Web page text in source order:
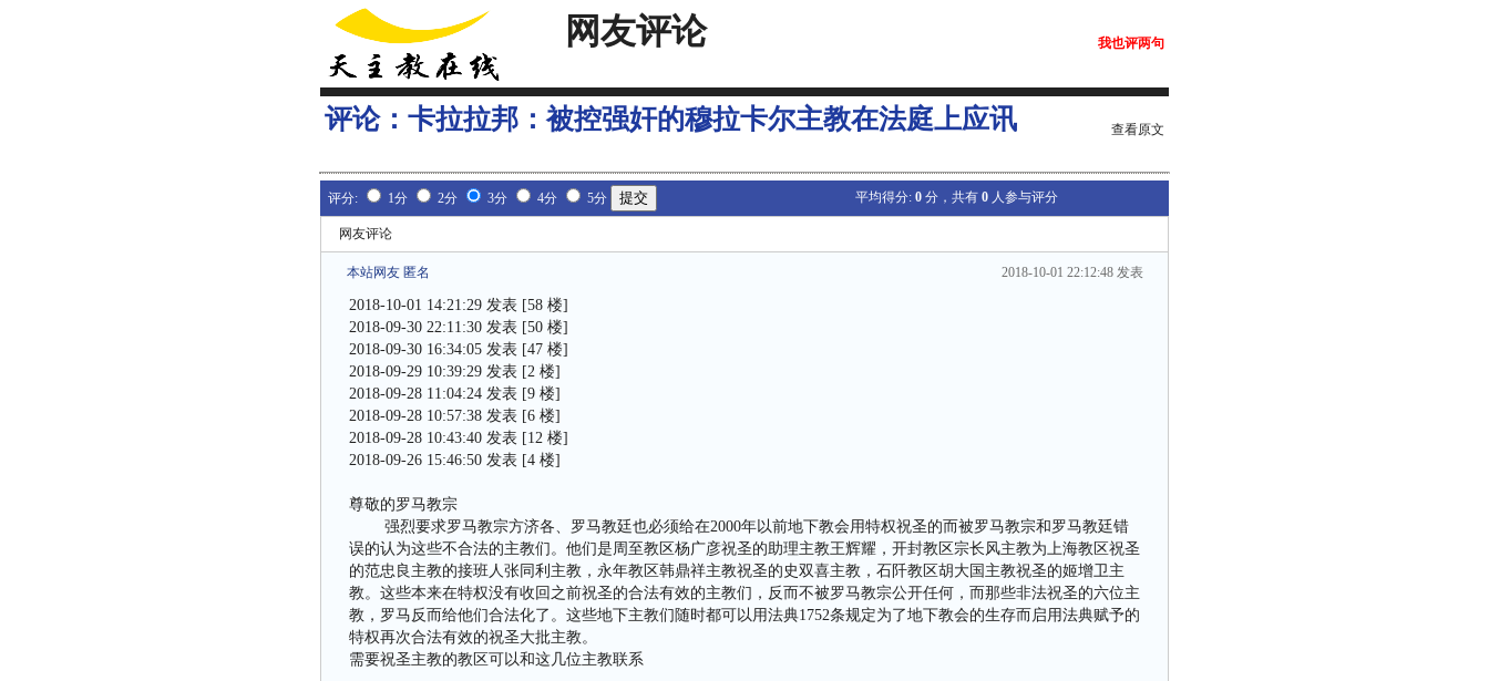
网友评论 我也评两句
评论： 卡拉拉邦：被控强奸的穆拉卡尔主教在法庭上应讯 查看原文
评分: 1分 2分 3分 4分 5分 平均得分: 0 分，共有 0 人参与评分
网友评论
本站网友 匿名 2018-10-01 22:12:48 发表
2018-10-01 14:21:29 发表 [58 楼]
2018-09-30 22:11:30 发表 [50 楼]
2018-09-30 16:34:05 发表 [47 楼]
2018-09-29 10:39:29 发表 [2 楼]
2018-09-28 11:04:24 发表 [9 楼]
2018-09-28 10:57:38 发表 [6 楼]
2018-09-28 10:43:40 发表 [12 楼]
2018-09-26 15:46:50 发表 [4 楼]
尊敬的罗马教宗
强烈要求罗马教宗方济各、罗马教廷也必须给在2000年以前地下教会用特权祝圣的而被罗马教宗和罗马教廷错
误的认为这些不合法的主教们。他们是周至教区杨广彦祝圣的助理主教王辉耀，开封教区宗长风主教为上海教区祝圣
的范忠良主教的接班人张同利主教，永年教区韩鼎祥主教祝圣的史双喜主教，石阡教区胡大国主教祝圣的姬增卫主
教。这些本来在特权没有收回之前祝圣的合法有效的主教们，反而不被罗马教宗公开任何，而那些非法祝圣的六位主
教，罗马反而给他们合法化了。这些地下主教们随时都可以用法典1752条规定为了地下教会的生存而启用法典赋予的
特权再次合法有效的祝圣大批主教。
需要祝圣主教的教区可以和这几位主教联系